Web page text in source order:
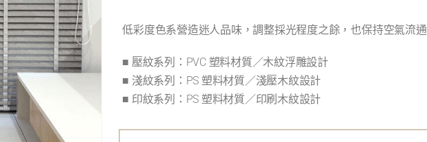
低彩度色系營造迷人品味，調整採光程度之餘，也保持空氣流通
■ 壓紋系列：PVC 塑料材質／木紋浮雕設計
■ 淺紋系列：PS 塑料材質／淺壓木紋設計
■ 印紋系列：PS 塑料材質／印刷木紋設計